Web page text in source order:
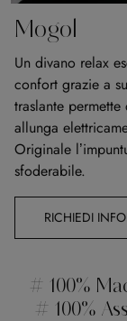
Mogol
Un divano relax
confort grazie a
traslante
allunga
Originale
sfoderabile.
RICHIEDI
# 100%
# 100%